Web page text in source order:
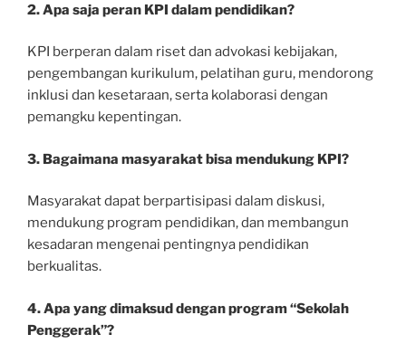
2. Apa saja peran KPI dalam pendidikan?
KPI berperan dalam riset dan advokasi kebijakan,
pengembangan kurikulum, pelatihan guru, mendorong
inklusi dan kesetaraan, serta kolaborasi dengan
pemangku kepentingan.
3. Bagaimana masyarakat bisa mendukung KPI?
Masyarakat dapat berpartisipasi dalam diskusi,
mendukung program pendidikan, dan membangun
kesadaran mengenai pentingnya pendidikan
berkualitas.
4. Apa yang dimaksud dengan program “Sekolah
Penggerak”?